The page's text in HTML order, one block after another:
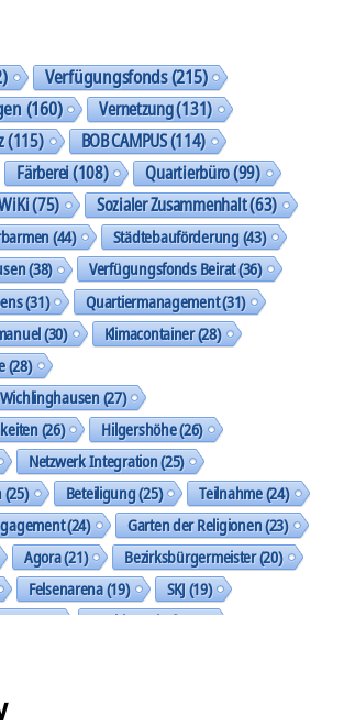
Verfügungsfonds(215)
(160) Vernetzung(131)
(115) BOB CAMPUS(114)
Färberei(108) Quartierbüro(99)
(75) Sozialer Zusammenhalt(63)
(44) Städtebauförderung(43)
(38) Verfügungsfonds Beirat(36)
(31) Quartiermanagement(31)
(30) Klimacontainer(28)
(28)
(27)
(26) Hilgershöhe(26)
Netzwerk Integration(25)
(25) Beteiligung(25) Teilnahme(24)
(24) Garten der Religionen(23)
Agora(21) Bezirksbürgermeister(20)
Felsenarena(19) SKJ(19)
(19) Nachbarschaft(19)
Straße